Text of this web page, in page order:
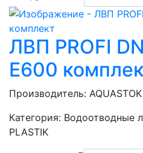
ЛВП PROFI
E600
Производитель: AQUASTOK
Категория: Водоотводные
PLASTIK